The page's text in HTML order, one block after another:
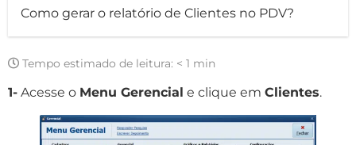
Como gerar o relatório de Clientes no PDV?
Tempo estimado de leitura: < 1 min
1- Acesse o Menu Gerencial e clique em Clientes.